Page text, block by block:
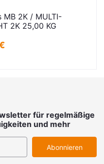
MB 2K / MULTI-
2K 25,00 KG
für regelmäßige
und mehr
Abonnieren